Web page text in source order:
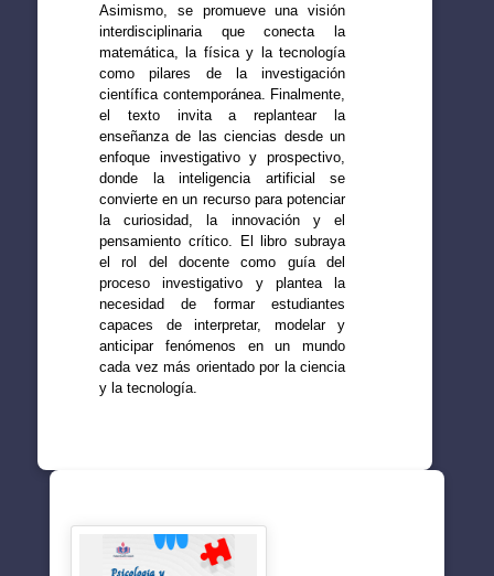
Asimismo, se promueve una visión
interdisciplinaria que conecta la
matemática, la física y la tecnología
como pilares de la investigación
científica contemporánea. Finalmente,
el texto invita a replantear la
enseñanza de las ciencias desde un
enfoque investigativo y prospectivo,
donde la inteligencia artificial se
convierte en un recurso para potenciar
la curiosidad, la innovación y el
pensamiento crítico. El libro subraya
el rol del docente como guía del
proceso investigativo y plantea la
necesidad de formar estudiantes
capaces de interpretar, modelar y
anticipar fenómenos en un mundo
cada vez más orientado por la ciencia
y la tecnología.